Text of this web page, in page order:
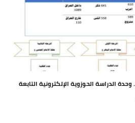
الدراسة الحوزوية الإلكترونية التابعة